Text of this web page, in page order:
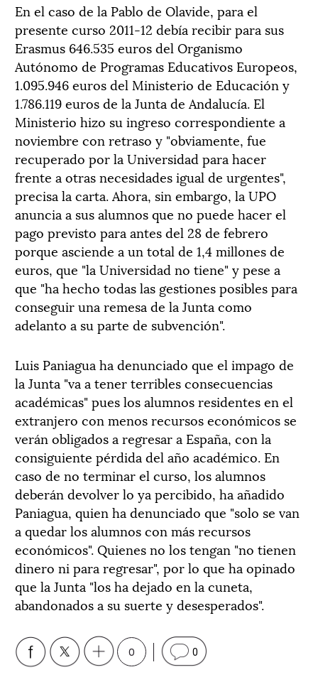
En el caso de la Pablo de Olavide, para el
presente curso 2011-12 debía recibir para sus
Erasmus 646.535 euros del Organismo
Autónomo de Programas Educativos Europeos,
1.095.946 euros del Ministerio de Educación y
1.786.119 euros de la Junta de Andalucía. El
Ministerio hizo su ingreso correspondiente a
noviembre con retraso y "obviamente, fue
recuperado por la Universidad para hacer
frente a otras necesidades igual de urgentes",
precisa la carta. Ahora, sin embargo, la UPO
anuncia a sus alumnos que no puede hacer el
pago previsto para antes del 28 de febrero
porque asciende a un total de 1,4 millones de
euros, que "la Universidad no tiene" y pese a
que "ha hecho todas las gestiones posibles para
conseguir una remesa de la Junta como
adelanto a su parte de subvención".
Luis Paniagua ha denunciado que el impago de
la Junta "va a tener terribles consecuencias
académicas" pues los alumnos residentes en el
extranjero con menos recursos económicos se
verán obligados a regresar a España, con la
consiguiente pérdida del año académico. En
caso de no terminar el curso, los alumnos
deberán devolver lo ya percibido, ha añadido
Paniagua, quien ha denunciado que "solo se van
a quedar los alumnos con más recursos
económicos". Quienes no los tengan "no tienen
dinero ni para regresar", por lo que ha opinado
que la Junta "los ha dejado en la cuneta,
abandonados a su suerte y desesperados".
0 0